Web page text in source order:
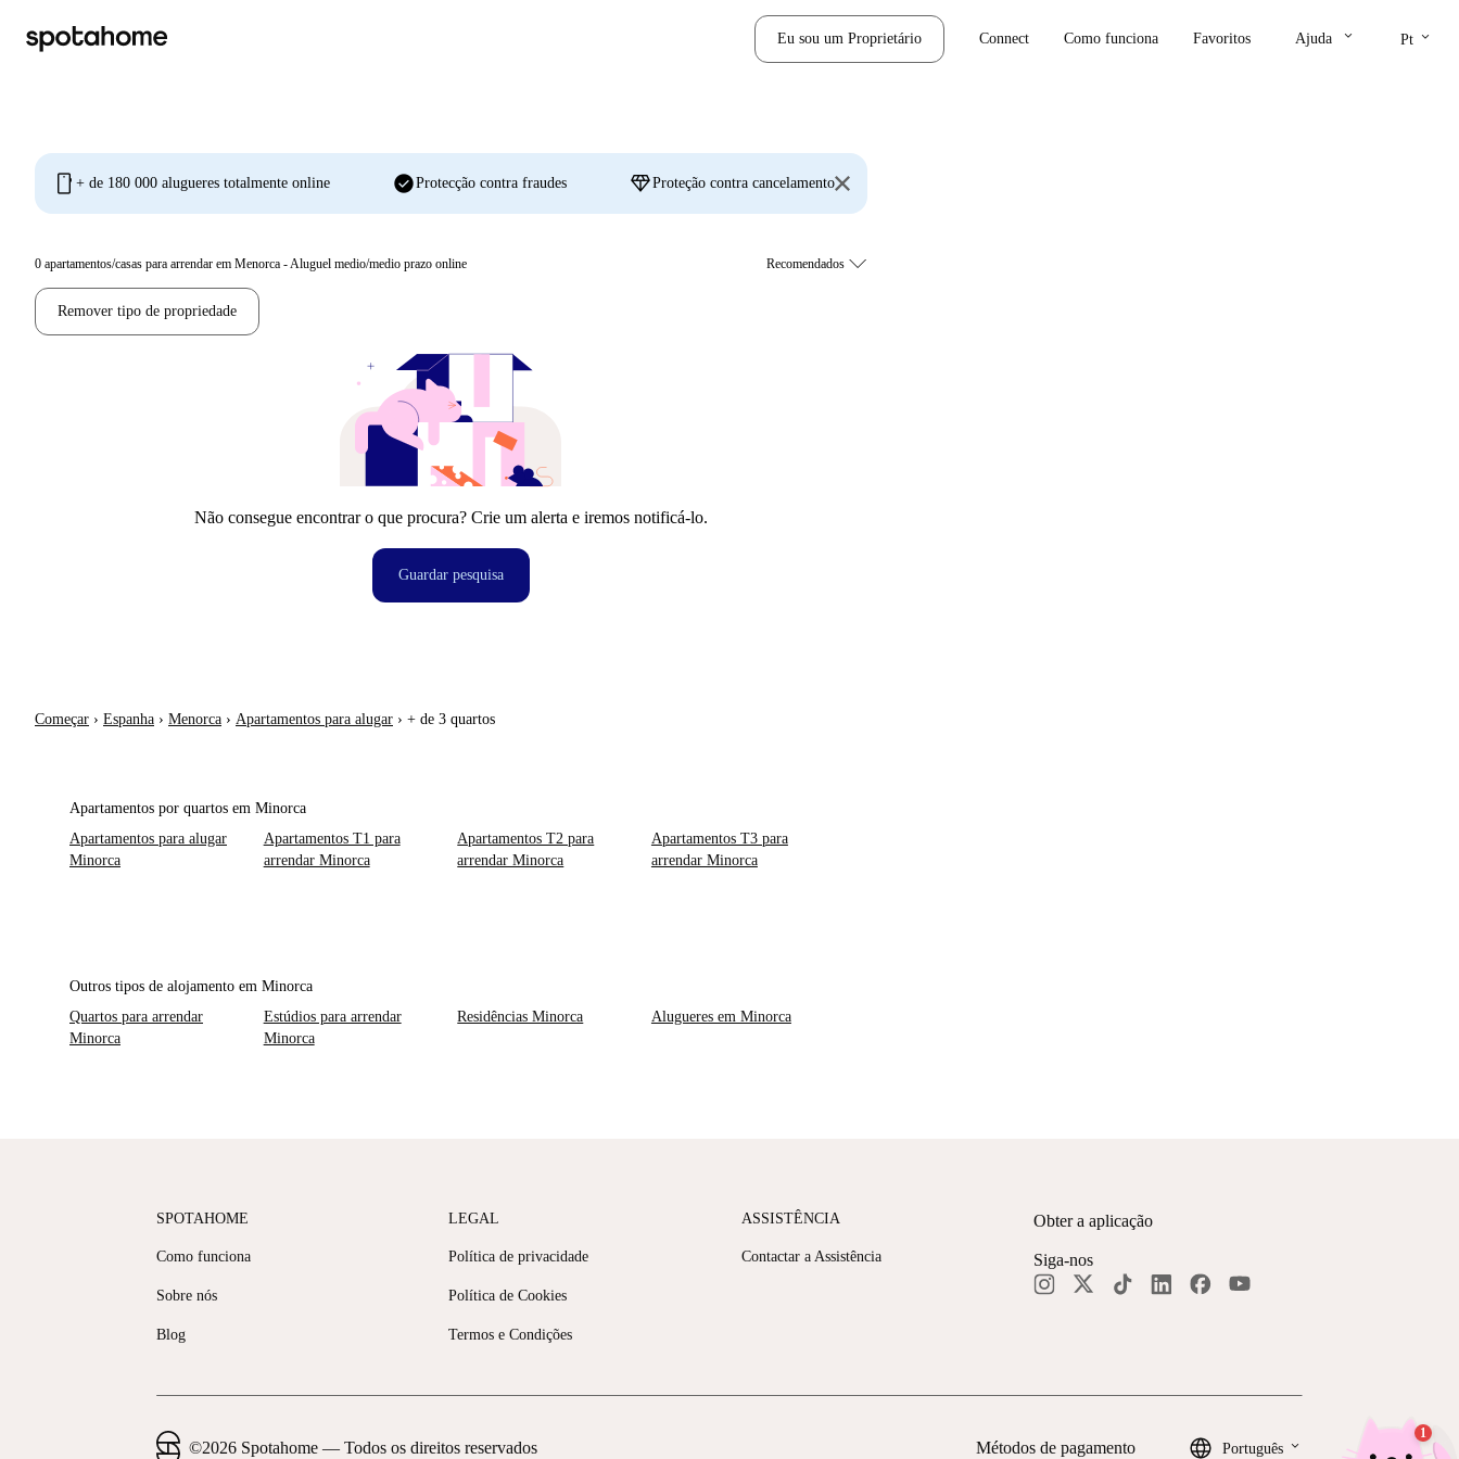
Eu sou um Proprietário Connect Como funciona Favoritos Ajuda keyboard_arrow_down Pt keyboard_arrow_down
mobile + de 180 000 alugueres totalmente online check_circleProtecção contra fraudes diamondProteção contra cancelamento
0 apartamentos/casas para arrendar em Menorca - Aluguel medio/medio prazo online
Remover tipo de propriedade
Não consegue encontrar o que procura? Crie um alerta e iremos notificá-lo.
Guardar pesquisa
Começar › Espanha › Menorca › Apartamentos para alugar › + de 3 quartos
Apartamentos por quartos em Minorca
Apartamentos para alugar
Minorca
Apartamentos T1 para
arrendar Minorca
Apartamentos T2 para
arrendar Minorca
Apartamentos T3 para
arrendar Minorca
Outros tipos de alojamento em Minorca
Quartos para arrendar
Minorca
Estúdios para arrendar
Minorca
Residências Minorca Alugueres em Minorca
SPOTAHOME
Como funciona
Sobre nós
Blog
LEGAL
Política de privacidade
Política de Cookies
Termos e Condições
ASSISTÊNCIA
Contactar a Assistência
Obter a aplicação
Siga-nos
©2026 Spotahome — Todos os direitos reservados Métodos de pagamento Português keyboard_arrow_down